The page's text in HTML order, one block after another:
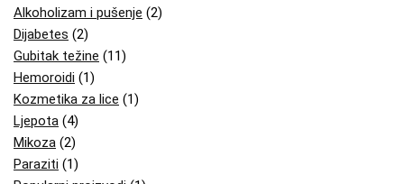
Alkoholizam i pušenje (2)
Dijabetes (2)
Gubitak težine (11)
Hemoroidi (1)
Kozmetika za lice (1)
Ljepota (4)
Mikoza (2)
Paraziti (1)